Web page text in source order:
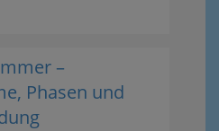
–
Phasen und